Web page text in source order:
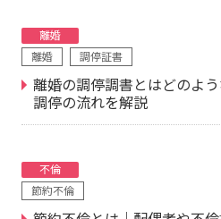
離婚
離婚
調停証書
離婚の調停調書とはどのよ
調停の流れを解説
不倫
節約不倫